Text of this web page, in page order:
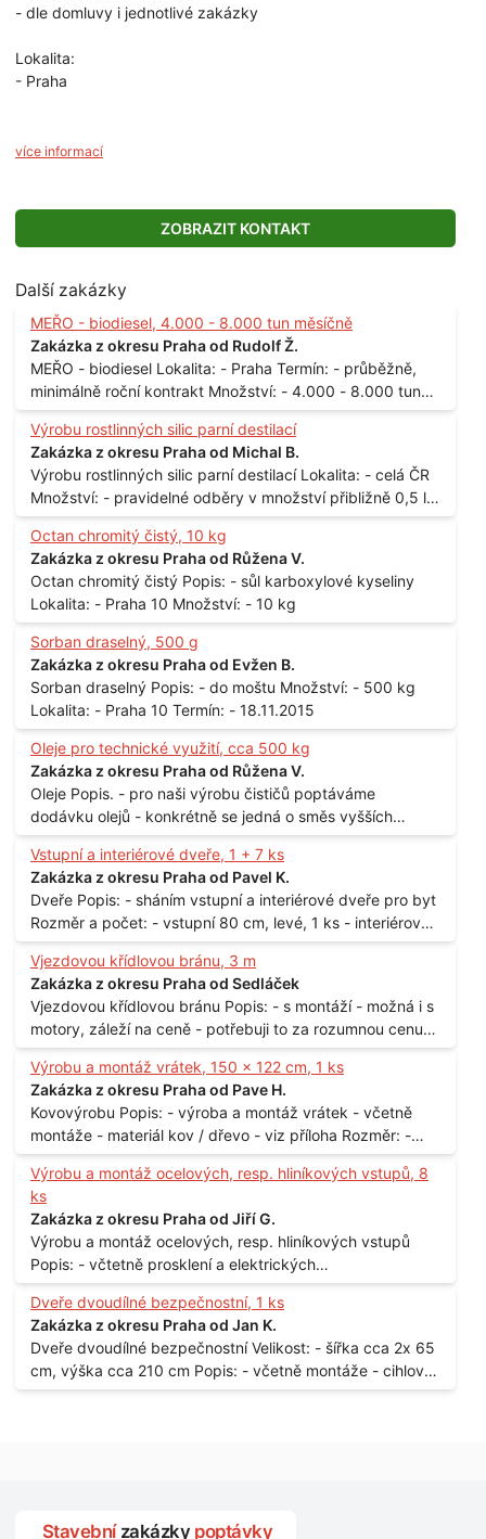
- dle domluvy i jednotlivé zakázky
Lokalita:
- Praha
více informací
ZOBRAZIT KONTAKT
Další zakázky
MEŘO - biodiesel, 4.000 - 8.000 tun měsíčně
Zakázka z okresu Praha od Rudolf Ž.
MEŘO - biodiesel Lokalita: - Praha Termín: - průběžně,
minimálně roční kontrakt Množství: - 4.000 - 8.000 tun
měsíčně
Výrobu rostlinných silic parní destilací
Zakázka z okresu Praha od Michal B.
Výrobu rostlinných silic parní destilací Lokalita: - celá ČR
Množství: - pravidelné odběry v množství přibližně 0,5 l
až 1 l
Octan chromitý čistý, 10 kg
Zakázka z okresu Praha od Růžena V.
Octan chromitý čistý Popis: - sůl karboxylové kyseliny
Lokalita: - Praha 10 Množství: - 10 kg
Sorban draselný, 500 g
Zakázka z okresu Praha od Evžen B.
Sorban draselný Popis: - do moštu Množství: - 500 kg
Lokalita: - Praha 10 Termín: - 18.11.2015
Oleje pro technické využití, cca 500 kg
Zakázka z okresu Praha od Růžena V.
Oleje Popis. - pro naši výrobu čističů poptáváme
dodávku olejů - konkrétně se jedná o směs vyšších
mastných kyselin s převahou olejové kyseliny - účelem je
technické využití - hustota při 20°C - cca 870 kg / m3
Balení: - po 190 kg v sudu Množství: - cca 500 kg - roční
spotřeba Lokalita: - Praha
Vstupní a interiérové dveře, 1 + 7 ks
Zakázka z okresu Praha od Pavel K.
Dveře Popis: - sháním vstupní a interiérové dveře pro byt
Rozměr a počet: - vstupní 80 cm, levé, 1 ks - interiérové
80 cm, levé, 2 ks - 80 cm, pravé, 3 ks - 60 cm, levé, 2 ks
Lokalita: - Praha 10
Vjezdovou křídlovou bránu, 3 m
Zakázka z okresu Praha od Sedláček
Vjezdovou křídlovou bránu Popis: - s montáží - možná i s
motory, záleží na ceně - potřebuji to za rozumnou cenu
Materiál: - ocel Množství: - 1 ks Velikost: - 3 m Lokalita: -
Praha
Výrobu a montáž vrátek, 150 x 122 cm, 1 ks
Zakázka z okresu Praha od Pave H.
Kovovýrobu Popis: - výroba a montáž vrátek - včetně
montáže - materiál kov / dřevo - viz příloha Rozměr: -
150 x 122 cm Lokalita: - Senohraby Nabídky na e-mail.
Výrobu a montáž ocelových, resp. hliníkových vstupů, 8
ks
Zakázka z okresu Praha od Jiří G.
Výrobu a montáž ocelových, resp. hliníkových vstupů
Popis: - včtetně prosklení a elektrických
samozamýkacích zámků pro panelový dům - jedná se o
vchodové dveře umístěné v zarámovaném a proskleném
portálu - předmětem dodávky bude i demontáž
stávajících a už nevyhovujících prosklených,
umělohmotných vstupů Množství: - 8 ks Lokalita: - 7, 9,
Dveře dvoudílné bezpečnostní, 1 ks
Zakázka z okresu Praha od Jan K.
Dveře dvoudílné bezpečnostní Velikost: - šířka cca 2x 65
cm, výška cca 210 cm Popis: - včetně montáže - cihlový
dům, 2. patro - vchod z chodby - rozměry bez zárubní
Stavební zakázky poptávky